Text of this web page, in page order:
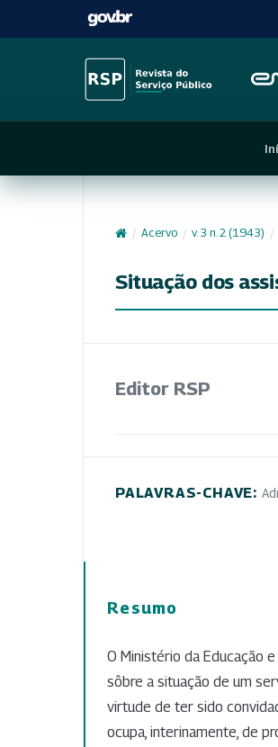
/ Acervo / v. 3 n. 2 (1943) /
Situação dos
Editor RSP
PALAVRAS-CHAVE:
Resumo
O Ministério da Educação
sôbre a situação de um
virtude de ter sido
ocupa, interinamente, de